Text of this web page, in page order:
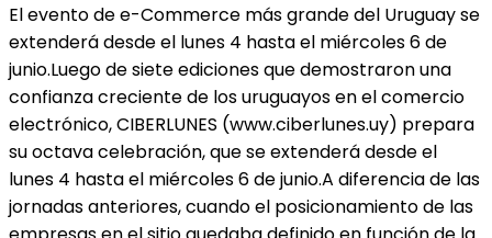
El evento de e-Commerce más grande del Uruguay se
extenderá desde el lunes 4 hasta el miércoles 6 de
junio.Luego de siete ediciones que demostraron una
confianza creciente de los uruguayos en el comercio
electrónico, CIBERLUNES (www.ciberlunes.uy) prepara
su octava celebración, que se extenderá desde el
lunes 4 hasta el miércoles 6 de junio.A diferencia de las
jornadas anteriores, cuando el posicionamiento de las